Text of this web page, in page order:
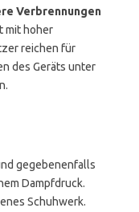
Verbrennungen
mit hoher
reichen für
des Geräts unter
gegebenenfalls
Dampfdruck.
Schuhwerk.